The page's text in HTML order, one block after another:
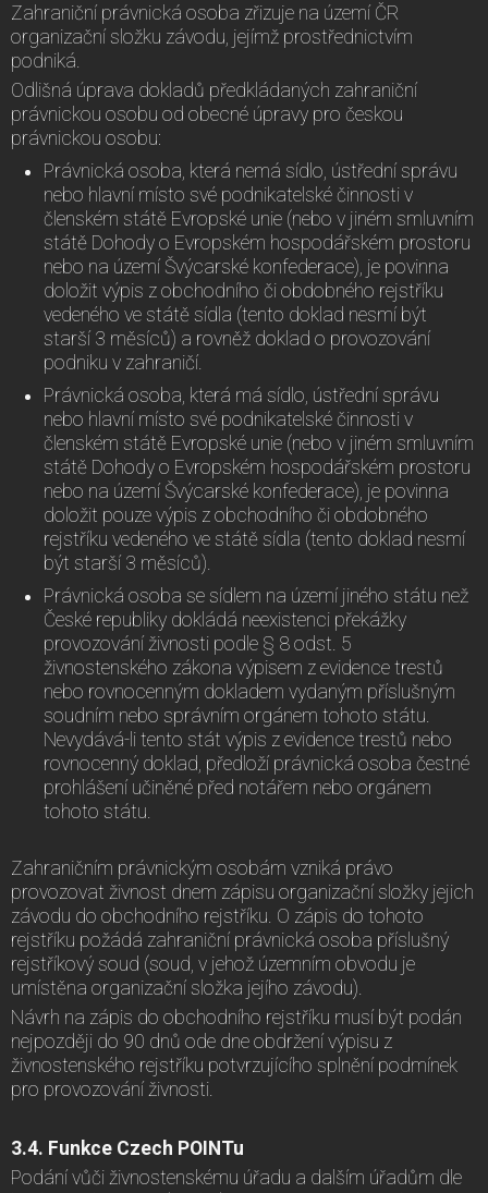
Zahraniční právnická osoba zřizuje na území ČR
organizační složku závodu, jejímž prostřednictvím
podniká.
Odlišná úprava dokladů předkládaných zahraniční
právnickou osobu od obecné úpravy pro českou
právnickou osobu:
Právnická osoba, která nemá sídlo, ústřední správu
nebo hlavní místo své podnikatelské činnosti v
členském státě Evropské unie (nebo v jiném smluvním
státě Dohody o Evropském hospodářském prostoru
nebo na území Švýcarské konfederace), je povinna
doložit výpis z obchodního či obdobného rejstříku
vedeného ve státě sídla (tento doklad nesmí být
starší 3 měsíců) a rovněž doklad o provozování
podniku v zahraničí.
Právnická osoba, která má sídlo, ústřední správu
nebo hlavní místo své podnikatelské činnosti v
členském státě Evropské unie (nebo v jiném smluvním
státě Dohody o Evropském hospodářském prostoru
nebo na území Švýcarské konfederace), je povinna
doložit pouze výpis z obchodního či obdobného
rejstříku vedeného ve státě sídla (tento doklad nesmí
být starší 3 měsíců).
Právnická osoba se sídlem na území jiného státu než
České republiky dokládá neexistenci překážky
provozování živnosti podle § 8 odst. 5
živnostenského zákona výpisem z evidence trestů
nebo rovnocenným dokladem vydaným příslušným
soudním nebo správním orgánem tohoto státu.
Nevydává-li tento stát výpis z evidence trestů nebo
rovnocenný doklad, předloží právnická osoba čestné
prohlášení učiněné před notářem nebo orgánem
tohoto státu.
Zahraničním právnickým osobám vzniká právo
provozovat živnost dnem zápisu organizační složky jejich
závodu do obchodního rejstříku. O zápis do tohoto
rejstříku požádá zahraniční právnická osoba příslušný
rejstříkový soud (soud, v jehož územním obvodu je
umístěna organizační složka jejího závodu).
Návrh na zápis do obchodního rejstříku musí být podán
nejpozději do 90 dnů ode dne obdržení výpisu z
živnostenského rejstříku potvrzujícího splnění podmínek
pro provozování živnosti.
3.4. Funkce Czech POINTu
Podání vůči živnostenskému úřadu a dalším úřadům dle